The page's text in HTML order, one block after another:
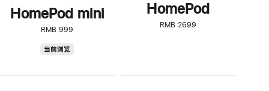
HomePod mini
RMB 999
当前浏览
HomePod
RMB 2699